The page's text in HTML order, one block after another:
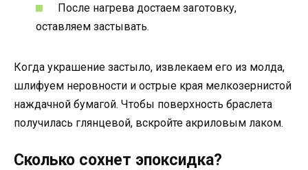
После нагрева достаем заготовку,
оставляем застывать.
Когда украшение застыло, извлекаем его из молда,
шлифуем неровности и острые края мелкозернистой
наждачной бумагой. Чтобы поверхность браслета
получилась глянцевой, вскройте акриловым лаком.
Сколько сохнет эпоксидка?